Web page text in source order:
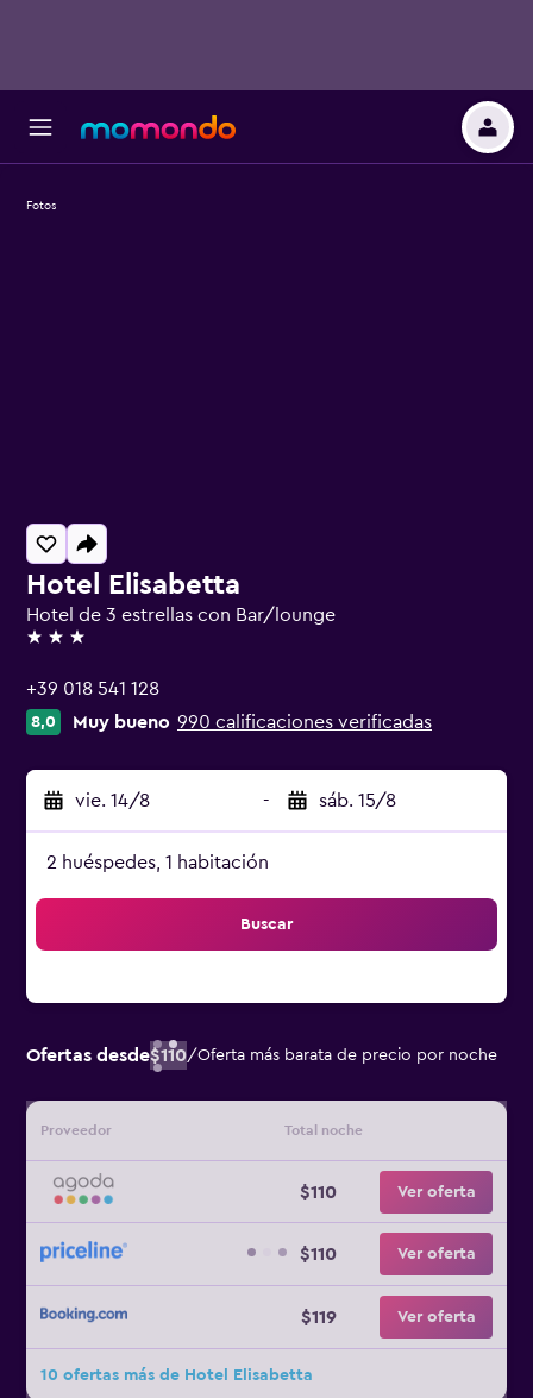
Hotel Elisabetta
Hotel de 3 estrellas con Bar/lounge
3 estrellas
+39 018 541 128
8,0 Muy bueno 990 calificaciones verificadas
vie. 14/8 - sáb. 15/8
2 huéspedes, 1 habitación
Buscar
Ofertas desde$110/Oferta más barata de precio por noche
Proveedor Total noche
$110 Ver oferta
$110 Ver oferta
$119 Ver oferta
10 ofertas más de Hotel Elisabetta
Fotos